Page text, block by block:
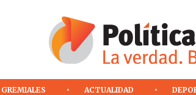
GREMIALES ACTUALIDAD